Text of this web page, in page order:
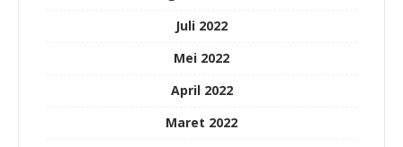
Juli 2022
Mei 2022
April 2022
Maret 2022